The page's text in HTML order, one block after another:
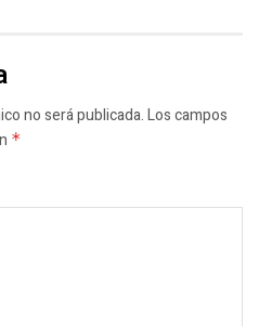
no será publicada.Los campos
*